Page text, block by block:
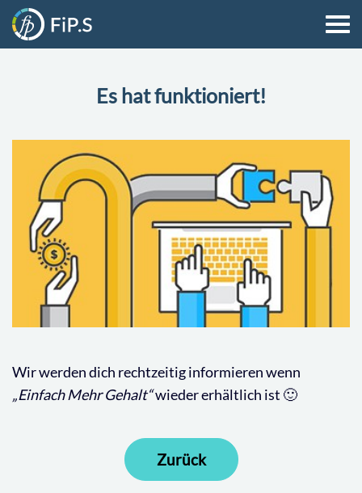
Es hat funktioniert!
Wir werden dich rechtzeitig informieren wenn
„Einfach Mehr Gehalt“wieder erhältlich ist 🙂
Zurück